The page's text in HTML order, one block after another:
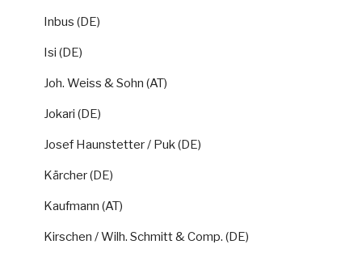
Inbus (DE)
Isi (DE)
Joh. Weiss & Sohn (AT)
Jokari (DE)
Josef Haunstetter / Puk (DE)
Kärcher (DE)
Kaufmann (AT)
Kirschen / Wilh. Schmitt & Comp. (DE)